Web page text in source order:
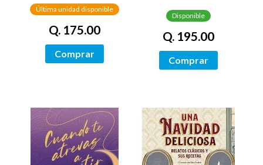
PINTADOS)
Última unidad disponible
Q. 175.00
Comprar
TINTADOS)
Disponible
Q. 195.00
Comprar